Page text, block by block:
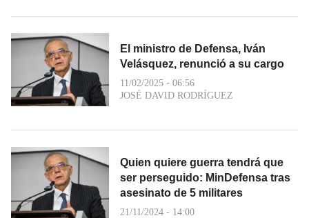
El ministro de Defensa, Iván
Velásquez, renunció a su cargo
11/02/2025 - 06:56
JOSÉ DAVID RODRÍGUEZ
Quien quiere guerra tendrá que
ser perseguido: MinDefensa tras
asesinato de 5 militares
21/11/2024 - 14:00